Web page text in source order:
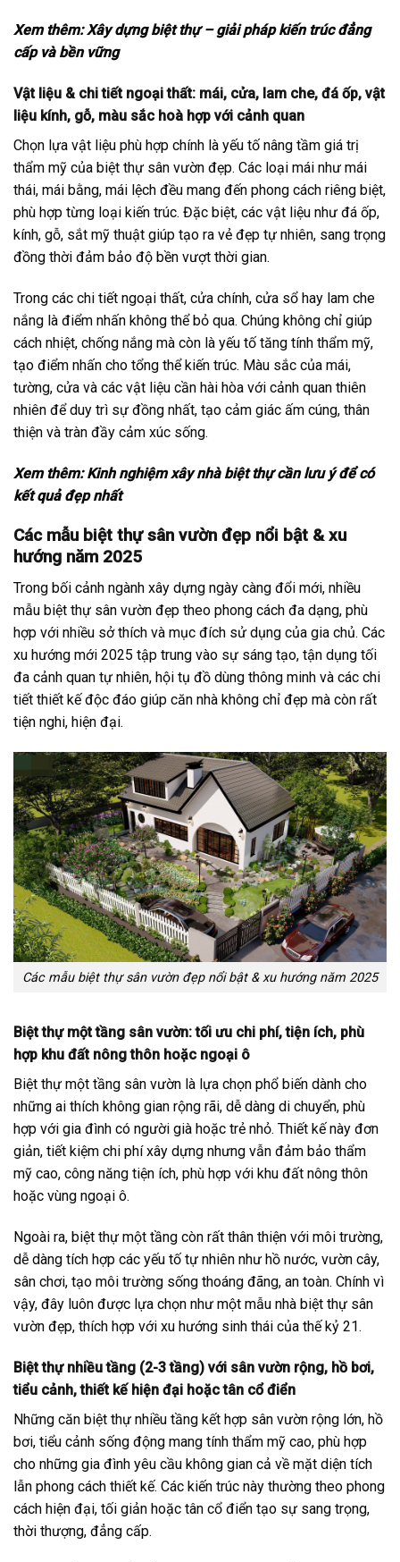
Xem thêm:Xây dựng biệt thự – giải pháp kiến trúc đẳng
cấp và bền vững
Vật liệu & chi tiết ngoại thất: mái, cửa, lam che, đá ốp, vật
liệu kính, gỗ, màu sắc hoà hợp với cảnh quan
Chọn lựa vật liệu phù hợp chính là yếu tố nâng tầm giá trị
thẩm mỹ của biệt thự sân vườn đẹp. Các loại mái như mái
thái, mái bằng, mái lệch đều mang đến phong cách riêng biệt,
phù hợp từng loại kiến trúc. Đặc biệt, các vật liệu như đá ốp,
kính, gỗ, sắt mỹ thuật giúp tạo ra vẻ đẹp tự nhiên, sang trọng
đồng thời đảm bảo độ bền vượt thời gian.
Trong các chi tiết ngoại thất, cửa chính, cửa sổ hay lam che
nắng là điểm nhấn không thể bỏ qua. Chúng không chỉ giúp
cách nhiệt, chống nắng mà còn là yếu tố tăng tính thẩm mỹ,
tạo điểm nhấn cho tổng thể kiến trúc. Màu sắc của mái,
tường, cửa và các vật liệu cần hài hòa với cảnh quan thiên
nhiên để duy trì sự đồng nhất, tạo cảm giác ấm cúng, thân
thiện và tràn đầy cảm xúc sống.
Xem thêm:Kinh nghiệm xây nhà biệt thự cần lưu ý để có
kết quả đẹp nhất
Các mẫu biệt thự sân vườn đẹp nổi bật & xu
hướng năm 2025
Trong bối cảnh ngành xây dựng ngày càng đổi mới, nhiều
mẫu biệt thự sân vườn đẹp theo phong cách đa dạng, phù
hợp với nhiều sở thích và mục đích sử dụng của gia chủ. Các
xu hướng mới 2025 tập trung vào sự sáng tạo, tận dụng tối
đa cảnh quan tự nhiên, hội tụ đồ dùng thông minh và các chi
tiết thiết kế độc đáo giúp căn nhà không chỉ đẹp mà còn rất
tiện nghi, hiện đại.
Các mẫu biệt thự sân vườn đẹp nổi bật & xu hướng năm 2025
Biệt thự một tầng sân vườn: tối ưu chi phí, tiện ích, phù
hợp khu đất nông thôn hoặc ngoại ô
Biệt thự một tầng sân vườn là lựa chọn phổ biến dành cho
những ai thích không gian rộng rãi, dễ dàng di chuyển, phù
hợp với gia đình có người già hoặc trẻ nhỏ. Thiết kế này đơn
giản, tiết kiệm chi phí xây dựng nhưng vẫn đảm bảo thẩm
mỹ cao, công năng tiện ích, phù hợp với khu đất nông thôn
hoặc vùng ngoại ô.
Ngoài ra, biệt thự một tầng còn rất thân thiện với môi trường,
dễ dàng tích hợp các yếu tố tự nhiên như hồ nước, vườn cây,
sân chơi, tạo môi trường sống thoáng đãng, an toàn. Chính vì
vậy, đây luôn được lựa chọn như một mẫu nhà biệt thự sân
vườn đẹp, thích hợp với xu hướng sinh thái của thế kỷ 21.
Biệt thự nhiều tầng (2-3 tầng) với sân vườn rộng, hồ bơi,
tiểu cảnh, thiết kế hiện đại hoặc tân cổ điển
Những căn biệt thự nhiều tầng kết hợp sân vườn rộng lớn, hồ
bơi, tiểu cảnh sống động mang tính thẩm mỹ cao, phù hợp
cho những gia đình yêu cầu không gian cả về mặt diện tích
lẫn phong cách thiết kế. Các kiến trúc này thường theo phong
cách hiện đại, tối giản hoặc tân cổ điển tạo sự sang trọng,
thời thượng, đẳng cấp.